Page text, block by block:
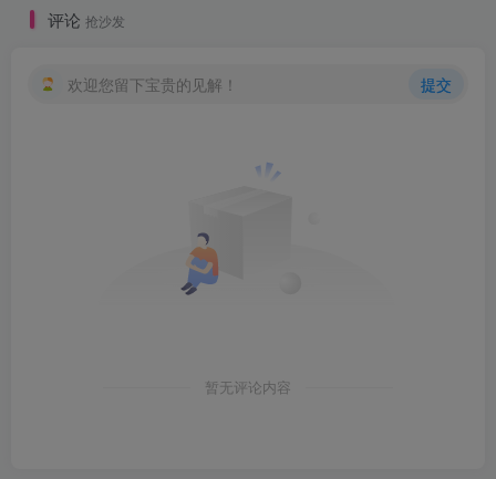
评论 抢沙发
欢迎您留下宝贵的见解！ 提交
暂无评论内容